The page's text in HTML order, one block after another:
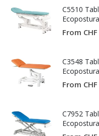
C5510
From CHF
C3548
From CHF
C7952